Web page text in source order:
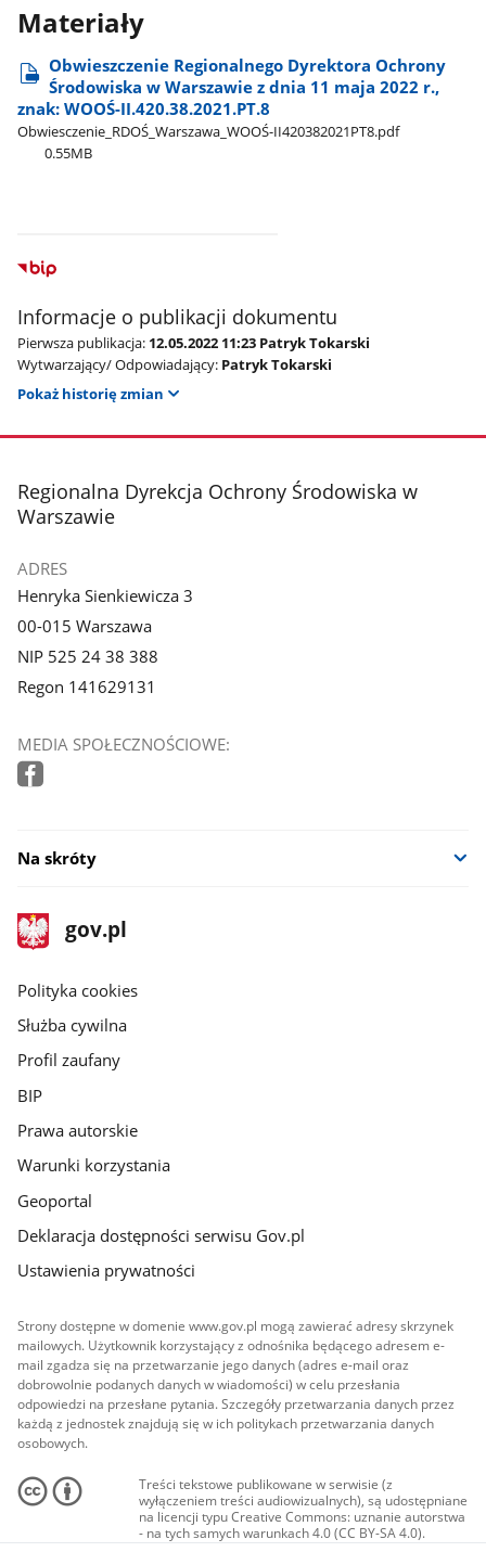
Materiały
Obwieszczenie Regionalnego Dyrektora Ochrony
Środowiska w Warszawie z dnia 11 maja 2022 r.,
znak: WOOŚ-II.420.38.2021.PT.8
Obwiesczenie​_RDOŚ​_Warszawa​_WOOŚ-II420382021PT8.pdf
0.55MB
Informacje o publikacji dokumentu
Pierwsza publikacja: 12.05.2022 11:23 Patryk Tokarski
Wytwarzający/ Odpowiadający: Patryk Tokarski
Pokaż historię zmian
stopka
Regionalna Dyrekcja Ochrony Środowiska w
Warszawie
ADRES
Henryka Sienkiewicza 3
00-015 Warszawa
NIP 525 24 38 388
Regon 141629131
MEDIA SPOŁECZNOŚCIOWE:
Na skróty
stopka
gov.pl
Strona
gov.pl
gov.pl
Polityka cookies
Służba cywilna
Profil zaufany
BIP
Prawa autorskie
Warunki korzystania
Geoportal
Deklaracja dostępności serwisu Gov.pl
Ustawienia prywatności
Strony dostępne w domenie www.gov.pl mogą zawierać adresy skrzynek
mailowych. Użytkownik korzystający z odnośnika będącego adresem e-
mail zgadza się na przetwarzanie jego danych (adres e-mail oraz
dobrowolnie podanych danych w wiadomości) w celu przesłania
odpowiedzi na przesłane pytania. Szczegóły przetwarzania danych przez
każdą z jednostek znajdują się w ich politykach przetwarzania danych
osobowych.
Treści tekstowe publikowane w serwisie (z
wyłączeniem treści audiowizualnych), są udostępniane
na licencji typu Creative Commons: uznanie autorstwa
- na tych samych warunkach 4.0 (CC BY-SA 4.0).